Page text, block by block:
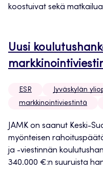
koostuivat sekä
Uusi
ESR Jyväskylän
markkinointiviestintä
JAMK on saanut Keski-
myönteisen
ja -viestinnän
340.000 €:n suuruista